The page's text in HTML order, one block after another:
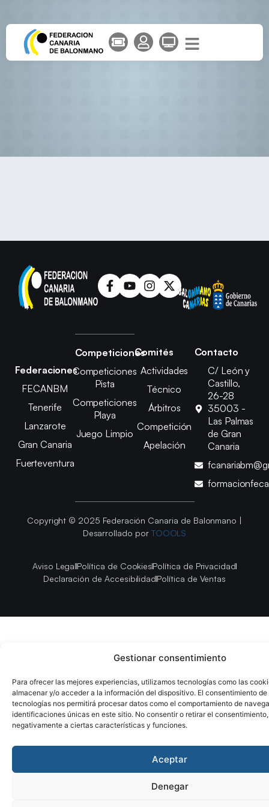
Gestionar consentimiento
Para ofrecer las mejores experiencias, utilizamos tecnologías como las
almacenar y/o acceder a la información del dispositivo. El consentimiento de
tecnologías nos permitirá procesar datos como el comportamiento de
identificaciones únicas en este sitio. No consentir o retirar el
negativamente a ciertas características y funciones.
Aceptar
Denegar
Federaciones
FECANBM
Tenerife
Lanzarote
Gran Canaria
Fuerteventura
Competiciones
Competiciones
Pista
Competiciones
Playa
Juego Limpio
Comités
Actividades
Técnico
Árbitros
Competición
Apelación
Contacto
C/ León y
Castillo,
26-28
35003 -
Las Palmas
de Gran
Canaria
Copyright © 2025 Federación Canaria de Balonmano |
Desarrollado por TOOOLS
Aviso LegalPolítica de CookiesPolítica de Privacidad
Declaración de AccesibilidadPolítica de Ventas